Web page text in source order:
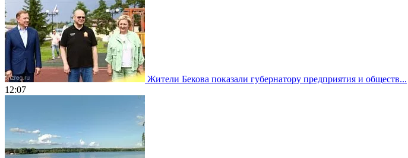
Жители Бекова показали губернатору предприятия и обществ...
12:07